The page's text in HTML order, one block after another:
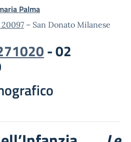
Palma
20097 – San Donato Milanese
- 02